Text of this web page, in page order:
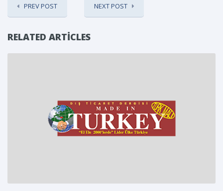
PREV POST NEXT POST
RELATED ARTICLES